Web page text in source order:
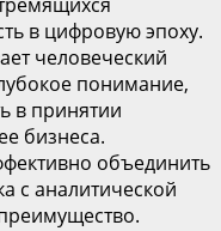
в цифровую эпоху.
человеческий
понимание,
в принятии
бизнеса.
объединить
с аналитической